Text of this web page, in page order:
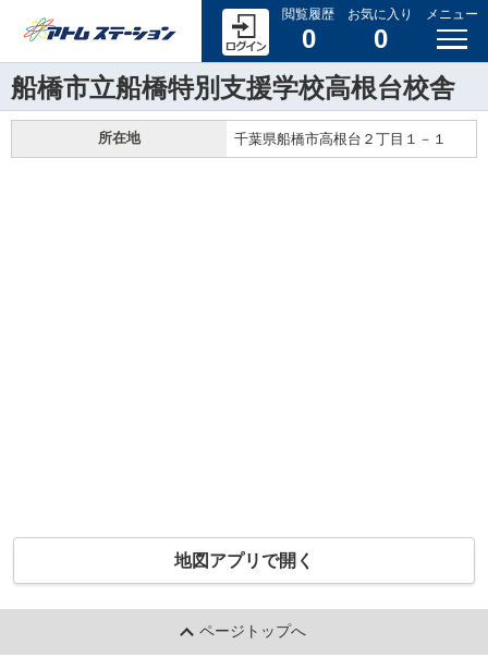
閲覧履歴
0
お気に入り
0
メニュー
船橋市立船橋特別支援学校高根台校舎
所在地 千葉県船橋市高根台２丁目１－１
地図アプリで開く
ページトップへ